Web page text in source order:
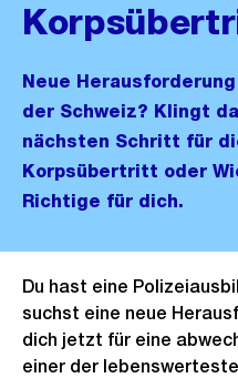
Neue
der Schweiz? Klingt
nächsten Schritt für
Korpsübertritt oder
Richtige für dich.
Du hast eine
suchst eine neue
dich jetzt für eine
einer der